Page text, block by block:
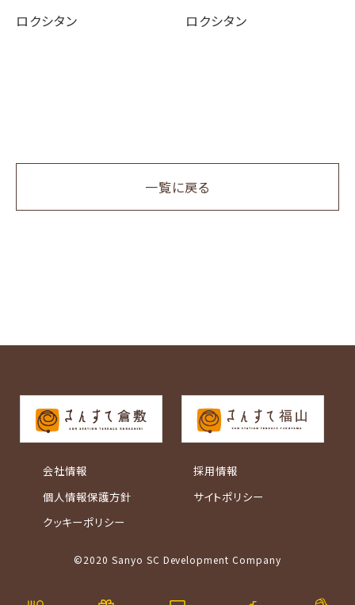
ロクシタン
ロクシタン
一覧に戻る
会社情報
個人情報保護方針
クッキーポリシー
採用情報
サイトポリシー
©2020 Sanyo SC Development Company